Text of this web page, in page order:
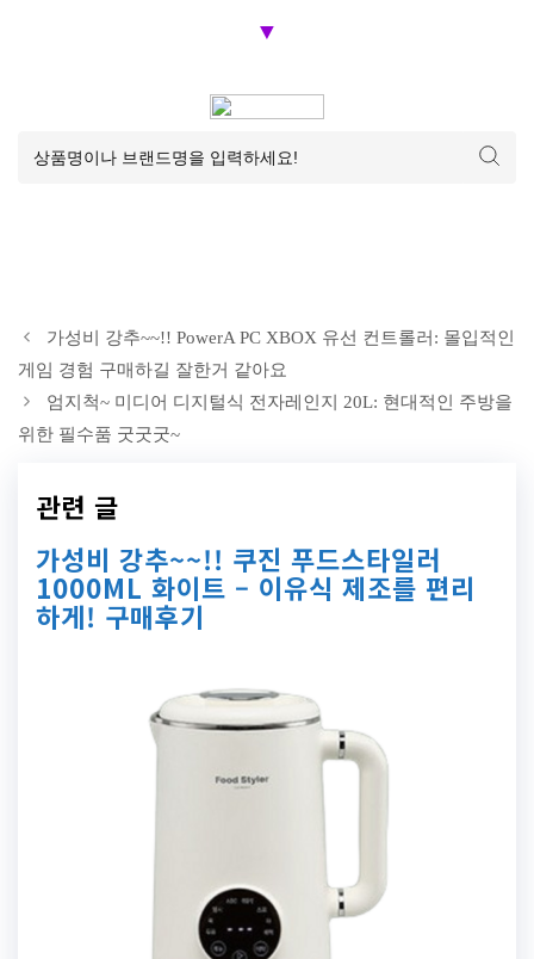
▼
가성비 강추~~!! PowerA PC XBOX 유선 컨트롤러: 몰입적인
게임 경험 구매하길 잘한거 같아요
엄지척~ 미디어 디지털식 전자레인지 20L: 현대적인 주방을
위한 필수품 굿굿굿~
관련 글
가성비 강추~~!! 쿠진 푸드스타일러
1000ML 화이트 – 이유식 제조를 편리
하게! 구매후기